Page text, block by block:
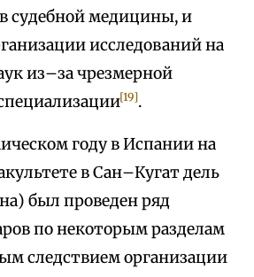
судебной медицины, и
исследований на
из–за чрезмерной
[19].
году в Испании на
в Сан–Кугат дель
был проведен ряд
по некоторым разделам
следствием организации